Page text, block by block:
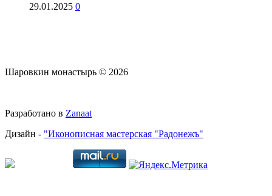
29.01.2025 0
Шаровкин монастырь © 2026
Разработано в Zanaat
Дизайн - "Иконописная мастерская "Радонежъ"